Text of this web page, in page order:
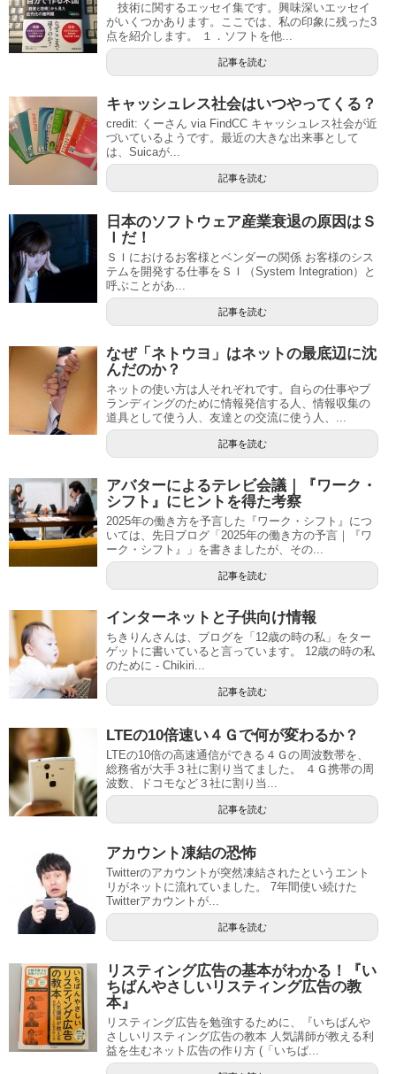
技術に関するエッセイ集です。興味深いエッセイ
がいくつかあります。ここでは、私の印象に残った3
点を紹介します。 １．ソフトを他...
記事を読む
キャッシュレス社会はいつやってくる？
credit: くーさん via FindCC キャッシュレス社会が近
づいているようです。最近の大きな出来事として
は、Suicaが...
記事を読む
日本のソフトウェア産業衰退の原因はＳ
Ｉだ！
ＳＩにおけるお客様とベンダーの関係 お客様のシス
テムを開発する仕事をＳＩ（System Integration）と
呼ぶことがあ...
記事を読む
なぜ「ネトウヨ」はネットの最底辺に沈
んだのか？
ネットの使い方は人それぞれです。自らの仕事やブ
ランディングのために情報発信する人、情報収集の
道具として使う人、友達との交流に使う人、...
記事を読む
アバターによるテレビ会議｜『ワーク・
シフト』にヒントを得た考察
2025年の働き方を予言した『ワーク・シフト』につ
いては、先日ブログ「2025年の働き方の予言｜『ワ
ーク・シフト』」を書きましたが、その...
記事を読む
インターネットと子供向け情報
ちきりんさんは、ブログを「12歳の時の私」をター
ゲットに書いていると言っています。 12歳の時の私
のために - Chikiri...
記事を読む
LTEの10倍速い４Ｇで何が変わるか？
LTEの10倍の高速通信ができる４Ｇの周波数帯を、
総務省が大手３社に割り当てました。 ４Ｇ携帯の周
波数、ドコモなど３社に割り当...
記事を読む
アカウント凍結の恐怖
Twitterのアカウントが突然凍結されたというエント
リがネットに流れていました。 7年間使い続けた
Twitterアカウントが...
記事を読む
リスティング広告の基本がわかる！『い
ちばんやさしいリスティング広告の教
本』
リスティング広告を勉強するために、『いちばんや
さしいリスティング広告の教本 人気講師が教える利
益を生むネット広告の作り方 (「いちば...